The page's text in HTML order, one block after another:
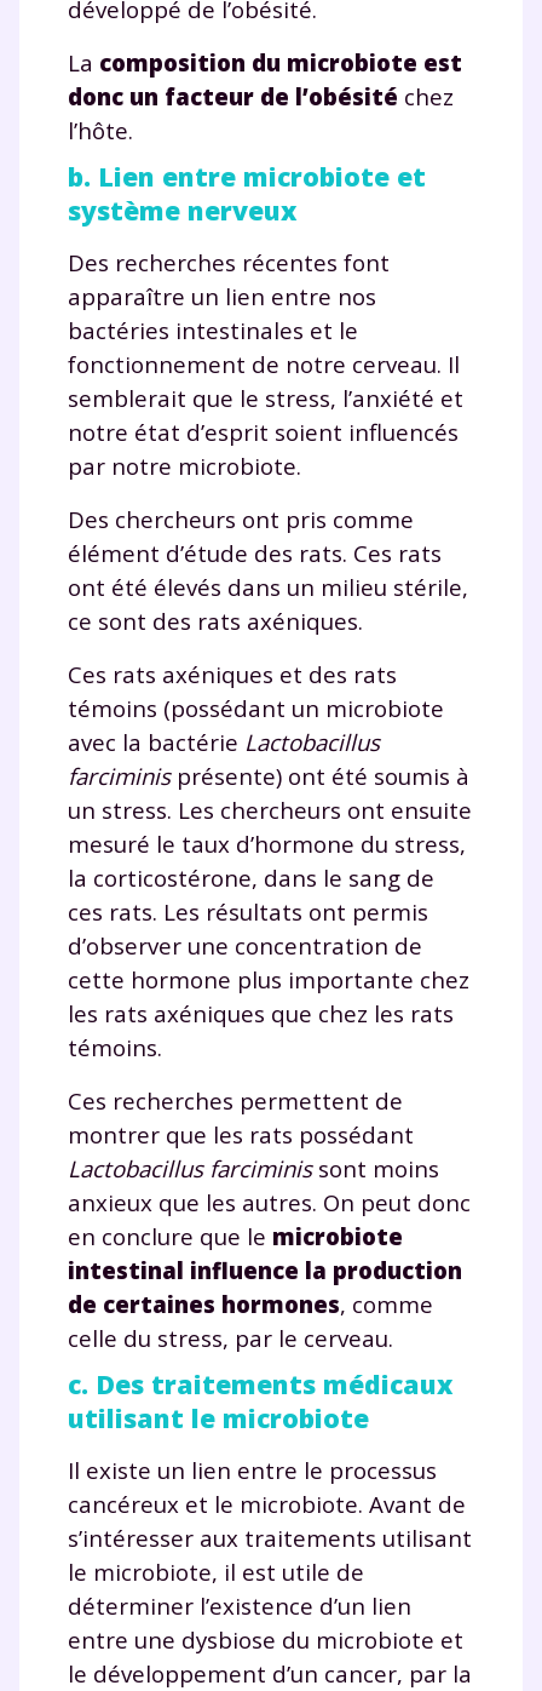
développé de l’obésité.
La composition du microbiote est
donc un facteur de l’obésité chez
l’hôte.
b. Lien entre microbiote et
système nerveux
Des recherches récentes font
apparaître un lien entre nos
bactéries intestinales et le
fonctionnement de notre cerveau. Il
semblerait que le stress, l’anxiété et
notre état d’esprit soient influencés
par notre microbiote.
Des chercheurs ont pris comme
élément d’étude des rats. Ces rats
ont été élevés dans un milieu stérile,
ce sont des rats axéniques.
Ces rats axéniques et des rats
témoins (possédant un microbiote
avec la bactérie Lactobacillus
farciminisprésente) ont été soumis à
un stress. Les chercheurs ont ensuite
mesuré le taux d’hormone du stress,
la corticostérone, dans le sang de
ces rats. Les résultats ont permis
d’observer une concentration de
cette hormone plus importante chez
les rats axéniques que chez les rats
témoins.
Ces recherches permettent de
montrer que les rats possédant
Lactobacillus farciminissont moins
anxieux que les autres. On peut donc
en conclure que le microbiote
intestinal influence la production
de certaines hormones, comme
celle du stress, par le cerveau.
c. Des traitements médicaux
utilisant le microbiote
Il existe un lien entre le processus
cancéreux et le microbiote. Avant de
s’intéresser aux traitements utilisant
le microbiote, il est utile de
déterminer l’existence d’un lien
entre une dysbiose du microbiote et
le développement d’un cancer, par la
Fiches de cours et vidéos
corrigés,podcasts de révisions
Unespace dédié aux parents
pour
suivre les progrès
Tout le programme scolaire du CP à
la Terminale
Des profs expérimentés disponibles
vidéo
TESTER GRATUITEMENT
* Votre code d'accès sera envoyé à cette adresse e-mail. En
renseignant votre e-mail, vous consentez à ce que vos
la marque myMaxicours, afin que SEJER puisse vous donner
accès au service de soutien scolaire pendant 24h. Pour en
savoir plus sur la gestion de vos données personnelles et
pour exercer vos droits, vous pouvez consulter notre
J’accepte de recevoir les actualités et des
communications de la part de
myMaxicours.
Votre adresse e-mail sera exclusivement utilisée pour
vous envoyer notre newsletter. Vous pourrez vous
désinscrire à tout moment, à travers le lien de
désinscription présent dans chaque newsletter. Pour
en savoir plus sur la gestion de vos données
personnelles et pour exercer vos droits, vous pouvez
consulter notre charte.